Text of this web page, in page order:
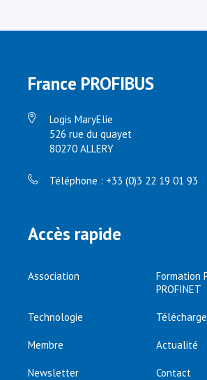
France PROFIBUS
Logis MaryElie
526 rue du quayet
80270 ALLERY
Téléphone : +33 (0)3 22 19 01 93
Accès rapide
Association
Formation
PROFINET
Technologie
Membre Actualité
Newsletter Contact